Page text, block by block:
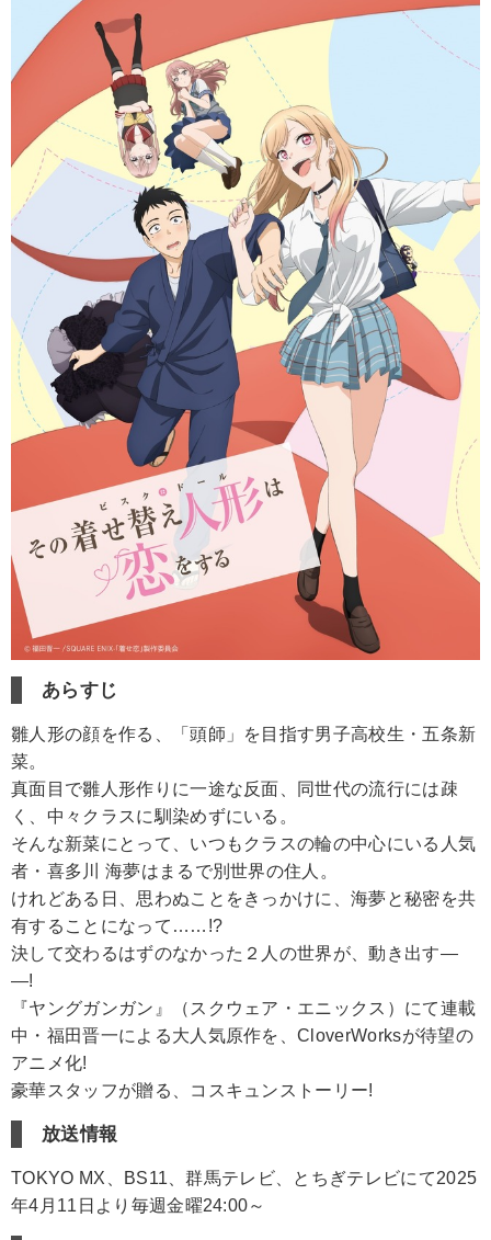
あらすじ
雛人形の顔を作る、「頭師」を目指す男子高校生・五条新
菜。
真面目で雛人形作りに一途な反面、同世代の流行には疎
く、中々クラスに馴染めずにいる。
そんな新菜にとって、いつもクラスの輪の中心にいる人気
者・喜多川 海夢はまるで別世界の住人。
けれどある日、思わぬことをきっかけに、海夢と秘密を共
有することになって……!?
決して交わるはずのなかった２人の世界が、動き出す―
―!
『ヤングガンガン』（スクウェア・エニックス）にて連載
中・福田晋一による大人気原作を、CloverWorksが待望の
アニメ化!
豪華スタッフが贈る、コスキュンストーリー!
放送情報
TOKYO MX、BS11、群馬テレビ、とちぎテレビにて2025
年4月11日より毎週金曜24:00～